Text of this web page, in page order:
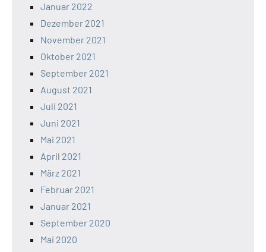
Januar 2022
Dezember 2021
November 2021
Oktober 2021
September 2021
August 2021
Juli 2021
Juni 2021
Mai 2021
April 2021
März 2021
Februar 2021
Januar 2021
September 2020
Mai 2020